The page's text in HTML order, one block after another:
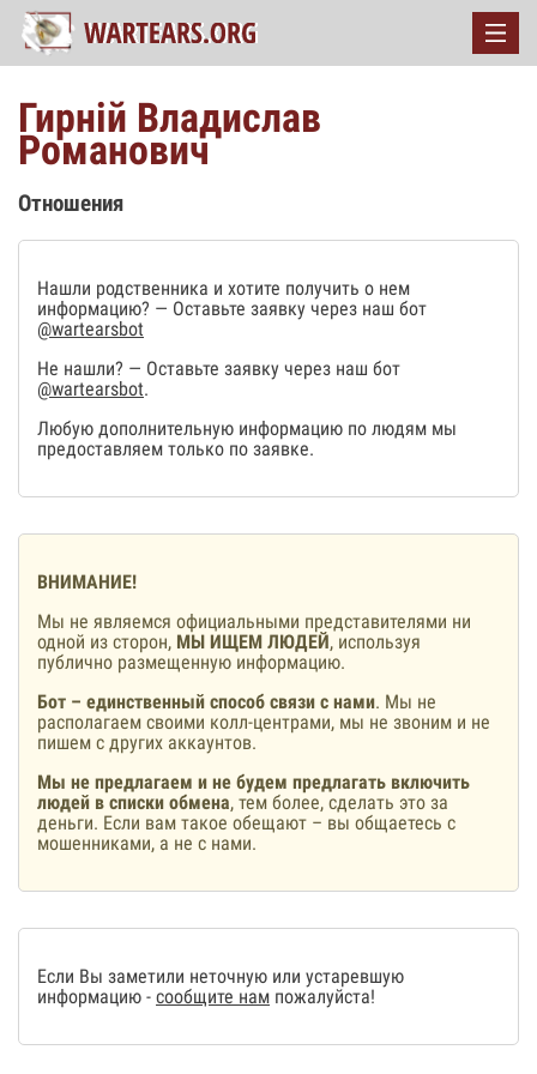
Гирній Владислав
Романович
Отношения
Нашли родственника и хотите получить о нем
информацию? — Оставьте заявку через наш бот
@wartearsbot
Не нашли? — Оставьте заявку через наш бот
@wartearsbot.
Любую дополнительную информацию по людям мы
предоставляем только по заявке.
ВНИМАНИЕ!
Мы не являемся официальными представителями ни
одной из сторон, МЫ ИЩЕМ ЛЮДЕЙ, используя
публично размещенную информацию.
Бот – единственный способ связи с нами. Мы не
располагаем своими колл-центрами, мы не звоним и не
пишем с других аккаунтов.
Мы не предлагаем и не будем предлагать включить
людей в списки обмена, тем более, сделать это за
деньги. Если вам такое обещают – вы общаетесь с
мошенниками, а не с нами.
Если Вы заметили неточную или устаревшую
информацию - сообщите нам пожалуйста!